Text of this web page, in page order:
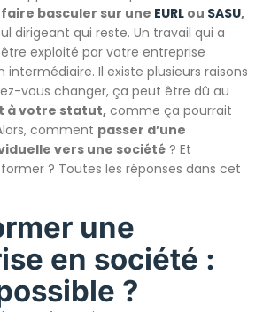
basculer sur une EURL ou SASU,
dirigeant qui reste. Un travail qui a
exploité par votre entreprise
intermédiaire. Il existe plusieurs raisons
vous changer, ça peut être dû au
à votre statut, comme ça pourrait
comment passer d’une
vers une société ? Et
? Toutes les réponses dans cet
une
en société :
?